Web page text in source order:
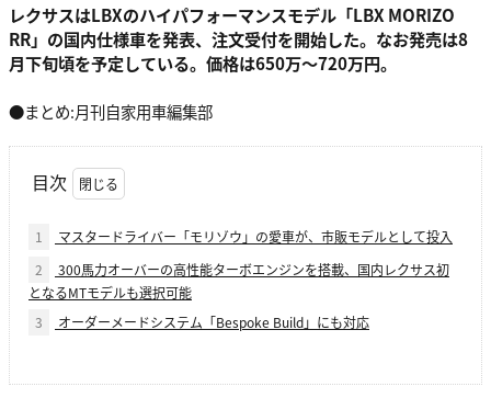
レクサスはLBXのハイパフォーマンスモデル「LBX MORIZO
RR」の国内仕様車を発表、注文受付を開始した。なお発売は8
月下旬頃を予定している。価格は650万〜720万円。
●まとめ:月刊自家用車編集部
目次
1
マスタードライバー「モリゾウ」の愛車が、市販モデルとして投入
2
300馬力オーバーの高性能ターボエンジンを搭載、国内レクサス初
となるMTモデルも選択可能
3
オーダーメードシステム「Bespoke Build」にも対応